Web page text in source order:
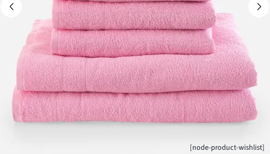
[node-product-wishlist]